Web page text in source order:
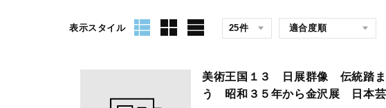
表示スタイル
美術王国１３ 日展群像 伝統踏
う 昭和３５年から金沢展 日本芸